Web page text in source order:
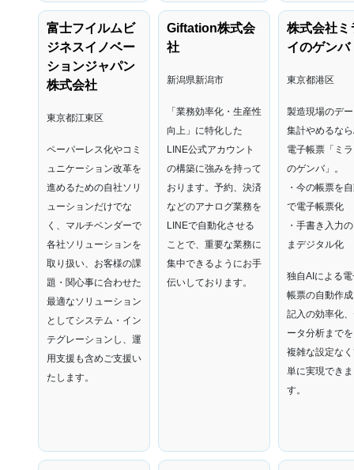
富士フイルムビ
ジネスイノベー
ションジャパン
株式会社
東京都江東区
ペーパーレス化やコミ
ュニケーション改革を
進めるための自社ソリ
ューションだけでな
く、マルチベンダーで
各社ソリューションを
取り扱い、お客様の課
題・関心事に合わせた
最適なソリューション
としてシステム・イン
テグレーションし、運
用支援も含めご支援い
たします。
Giftation株式会
社
新潟県新潟市
「業務効率化・生産性
向上」に特化した
LINE公式アカウント
の構築に強みを持って
おります。予約、決済
などのアナログ業務を
LINEで自動化させる
ことで、重要な業務に
集中できるようにお手
伝いしております。
株式会社ミ
イのゲンバ
東京都港区
製造現場のデ
集計やめるな
電子帳票「ミ
のゲンバ」。
・今の帳票を
で電子帳票化
・手書き入力
まデジタル化
独自AIによる
帳票の自動作
記入の効率化、
ータ分析まで
複雑な設定な
単に実現できま
す。